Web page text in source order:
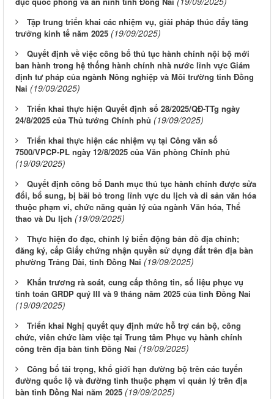
Tập trung triển khai các nhiệm vụ, giải pháp thúc đẩy tăng
trưởng kinh tế năm 2025 (19/09/2025)
Quyết định về việc công bố thủ tục hành chính nội bộ mới
ban hành trong hệ thống hành chính nhà nước lĩnh vực Giám
định tư pháp của ngành Nông nghiệp và Môi trường tỉnh Đồng
Nai (19/09/2025)
Triển khai thực hiện Quyết định số 28/2025/QĐ-TTg ngày
24/8/2025 của Thủ tướng Chính phủ (19/09/2025)
Triển khai thực hiện các nhiệm vụ tại Công văn số
7500/VPCP-PL ngày 12/8/2025 của Văn phòng Chính phủ
(19/09/2025)
Quyết định công bố Danh mục thủ tục hành chính được sửa
đổi, bổ sung, bị bãi bỏ trong lĩnh vực du lịch và di sản văn hóa
thuộc phạm vi, chức năng quản lý của ngành Văn hóa, Thể
thao và Du lịch (19/09/2025)
Thực hiện đo đạc, chỉnh lý biến động bản đồ địa chính;
đăng ký, cấp Giấy chứng nhận quyền sử dụng đất trên địa bàn
phường Trảng Dài, tỉnh Đồng Nai (19/09/2025)
Khẩn trương rà soát, cung cấp thông tin, số liệu phục vụ
tính toán GRDP quý III và 9 tháng năm 2025 của tỉnh Đồng Nai
(19/09/2025)
Triển khai Nghị quyết quy định mức hỗ trợ cán bộ, công
chức, viên chức làm việc tại Trung tâm Phục vụ hành chính
công trên địa bàn tỉnh Đồng Nai (19/09/2025)
Công bố tải trọng, khổ giới hạn đường bộ trên các tuyến
đường quốc lộ và đường tỉnh thuộc phạm vi quản lý trên địa
bàn tỉnh Đồng Nai năm 2025 (19/09/2025)